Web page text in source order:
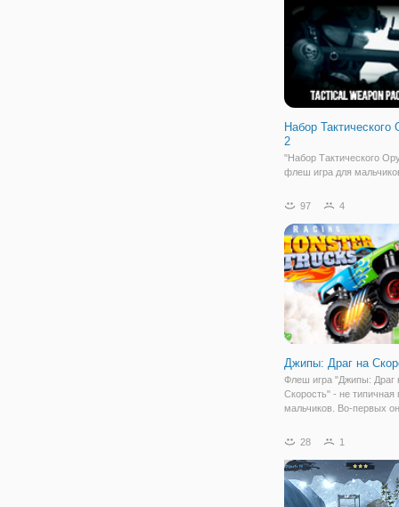
Ему
Набор Тактического
2
"Набор Тактического
флеш игра для
увлекательным
жанр защита башни.
заключается в том,
атаковать
97 4
Джипы: Драг на
Флеш игра "Джипы: Драг
Скорость" - не типичная
мальчиков. Во-первых
Вместо привычных
использовать мышь и
по педали,
28 1